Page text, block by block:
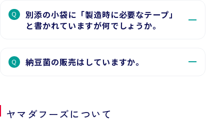
Q
別添の小袋に「製造時に必要なテープ」
と書かれていますが何でしょうか。
Q 納豆菌の販売はしていますか。
ヤマダフーズについて